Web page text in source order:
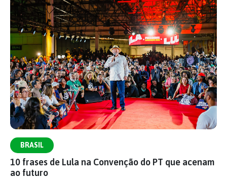
BRASIL
10 frases de Lula na Convenção do PT que acenam
ao futuro